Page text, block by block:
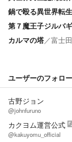
鍋で殴る異世界転生
第７魔王子ジルバ
カルマの塔／富士
ユーザーのフォロー
古野ジョン
@johnfuruno
カクヨム運営公式
@kakuyomu_official